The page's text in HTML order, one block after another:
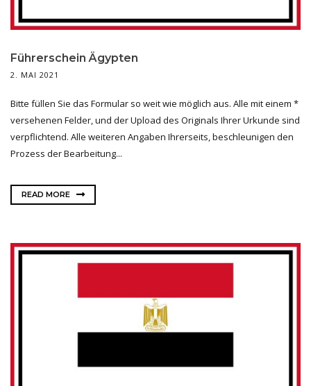
Führerschein Ägypten
2. MAI 2021
Bitte füllen Sie das Formular so weit wie möglich aus. Alle mit einem *
versehenen Felder, und der Upload des Originals Ihrer Urkunde sind
verpflichtend. Alle weiteren Angaben Ihrerseits, beschleunigen den
Prozess der Bearbeitung...
READ MORE